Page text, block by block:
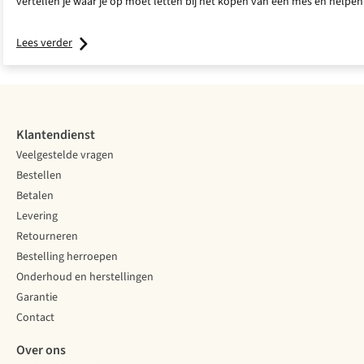
Lees verder
Klantendienst
Veelgestelde vragen
Bestellen
Betalen
Levering
Retourneren
Bestelling herroepen
Onderhoud en herstellingen
Garantie
Contact
Over ons